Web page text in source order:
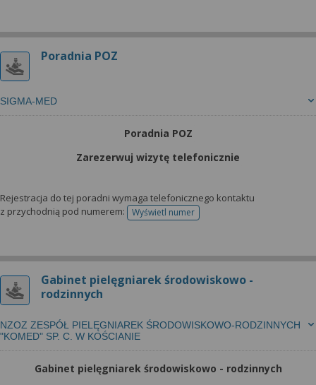
Poradnia POZ
SIGMA-MED
Poradnia POZ
Zarezerwuj wizytę telefonicznie
Rejestracja do tej poradni wymaga telefonicznego kontaktu
z przychodnią pod numerem:
Wyświetl numertelefonu do rejestracji
Gabinet pielęgniarek środowiskowo -
rodzinnych
NZOZ ZESPÓŁ PIELĘGNIAREK ŚRODOWISKOWO-RODZINNYCH
"KOMED" SP. C. W KOŚCIANIE
Gabinet pielęgniarek środowiskowo - rodzinnych